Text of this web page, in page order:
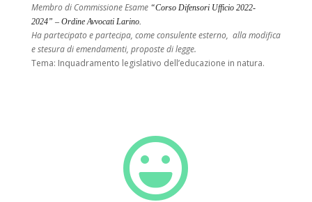
Membro di Commissione Esame “Corso Difensori Ufficio 2022-
2024” – Ordine Avvocati Larino.
Ha partecipato e partecipa, come consulente esterno, alla modifica
e stesura di emendamenti, proposte di legge.
Tema: Inquadramento legislativo dell’educazione in natura.
